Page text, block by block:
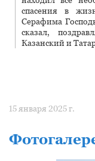
спасения в
Серафима
сказал,
Казанский и
15 января 2025 г.